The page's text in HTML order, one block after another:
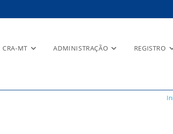
CRA-MT ADMINISTRAÇÃO REGISTRO